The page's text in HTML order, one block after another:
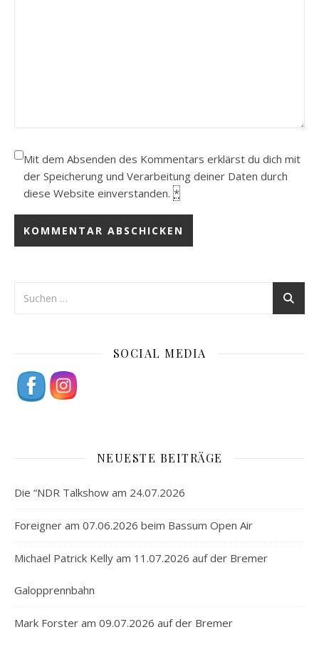
Mit dem Absenden des Kommentars erklärst du dich mit
der Speicherung und Verarbeitung deiner Daten durch
diese Website einverstanden. *
SOCIAL MEDIA
NEUESTE BEITRÄGE
Die “NDR Talkshow am 24.07.2026
Foreigner am 07.06.2026 beim Bassum Open Air
Michael Patrick Kelly am 11.07.2026 auf der Bremer
Galopprennbahn
Mark Forster am 09.07.2026 auf der Bremer